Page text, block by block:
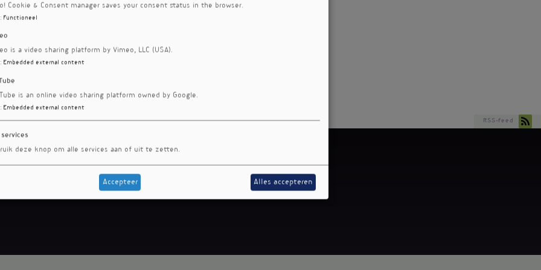
RSS-feed
Cookie & Consent manager saves your consent status in the browser.
: Functioneel
is a video sharing platform by Vimeo, LLC (USA).
: Embedded external content
is an online video sharing platform owned by Google.
: Embedded external content
deze knop om alle services aan of uit te zetten.
Accepteer Alles accepteren